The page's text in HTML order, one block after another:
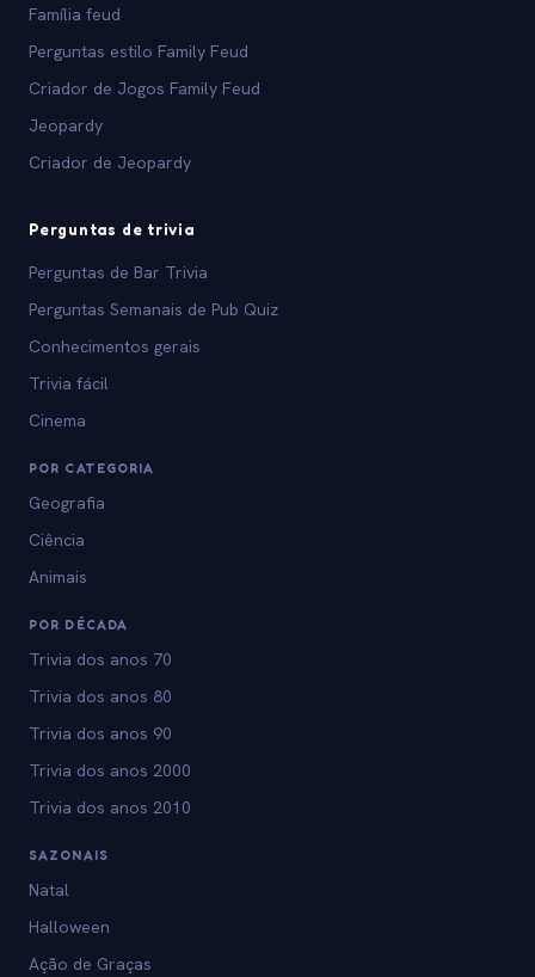
Família feud
Perguntas estilo Family Feud
Criador de Jogos Family Feud
Jeopardy
Criador de Jeopardy
Perguntas de trivia
Perguntas de Bar Trivia
Perguntas Semanais de Pub Quiz
Conhecimentos gerais
Trivia fácil
Cinema
POR CATEGORIA
Geografia
Ciência
Animais
POR DÉCADA
Trivia dos anos 70
Trivia dos anos 80
Trivia dos anos 90
Trivia dos anos 2000
Trivia dos anos 2010
SAZONAIS
Natal
Halloween
Ação de Graças